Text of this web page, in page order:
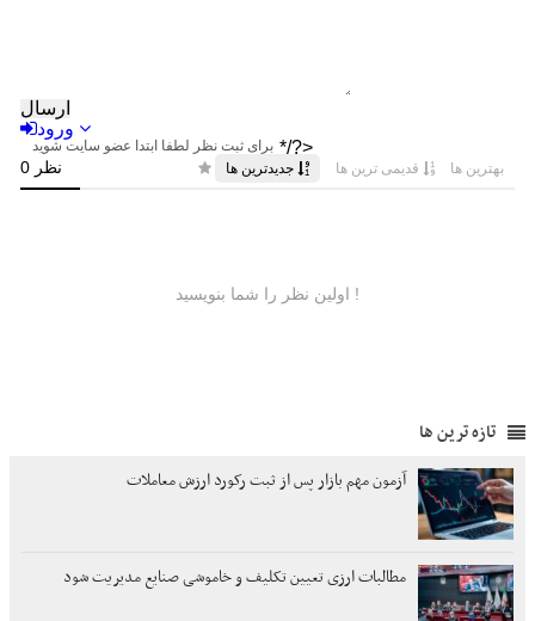
تازه ترین ها
آزمون مهم بازار پس از ثبت رکورد ارزش معاملات
مطالبات ارزی تعیین تکلیف و خاموشی صنایع مدیریت شود